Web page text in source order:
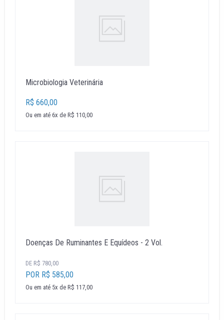
Microbiologia Veterinária
R$ 660,00
Ou em até 6x de R$ 110,00
Doenças De Ruminantes E Equídeos - 2 Vol.
DE R$ 780,00
POR R$ 585,00
Ou em até 5x de R$ 117,00